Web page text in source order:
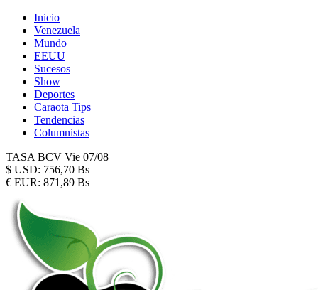
Inicio
Venezuela
Mundo
EEUU
Sucesos
Show
Deportes
Caraota Tips
Tendencias
Columnistas
TASA BCV Vie 07/08
$ USD: 756,70 Bs
€ EUR: 871,89 Bs